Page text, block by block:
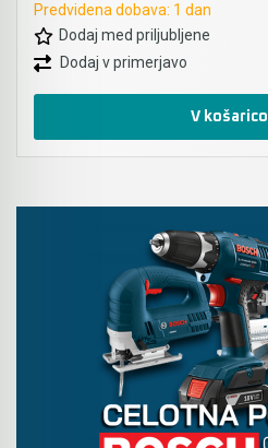
Predvidena dobava: 1 dan
Dodaj med priljubljene
Dodaj v primerjavo
V košarico